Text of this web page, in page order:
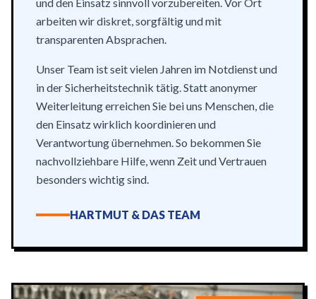
arbeiten wir diskret, sorgfältig und mit
transparenten Absprachen.
Unser Team ist seit vielen Jahren im Notdienst und
in der Sicherheitstechnik tätig. Statt anonymer
Weiterleitung erreichen Sie bei uns Menschen, die
den Einsatz wirklich koordinieren und
Verantwortung übernehmen. So bekommen Sie
nachvollziehbare Hilfe, wenn Zeit und Vertrauen
besonders wichtig sind.
HARTMUT & DAS TEAM